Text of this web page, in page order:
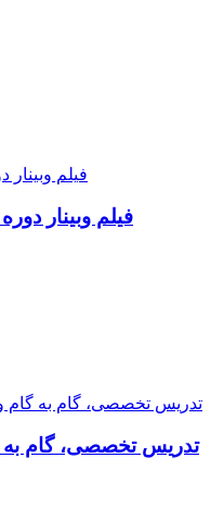
فیلم وبینار دوره
تدریس تخصصی، گام